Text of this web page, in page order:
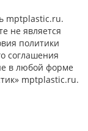
mptplastic.ru.
не является
политики
соглашения
в любой форме
mptplastic.ru.